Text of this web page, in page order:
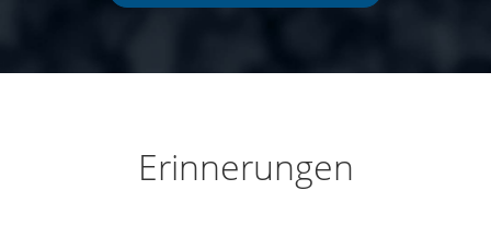
Erinnerungen